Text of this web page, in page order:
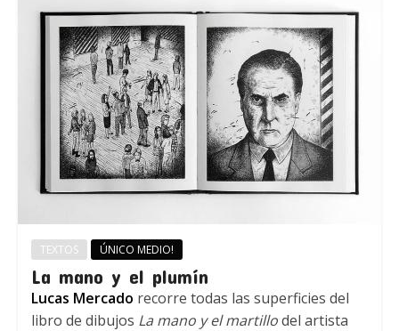
TEXTOS ÚNICO MEDIO!
La mano y el plumín
Lucas Mercado recorre todas las superficies del
libro de dibujos La mano y el martillodel artista